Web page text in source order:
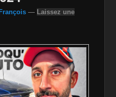
François — Laissez une